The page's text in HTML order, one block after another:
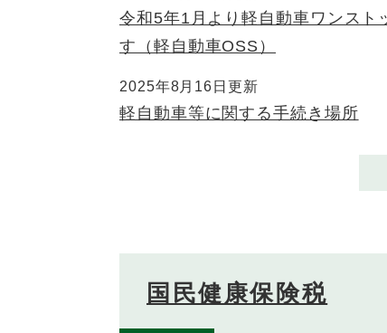
令和5年1月より軽自動車ワンスト
す（軽自動車OSS）
2025年8月16日更新
軽自動車等に関する手続き場所
国民健康保険税